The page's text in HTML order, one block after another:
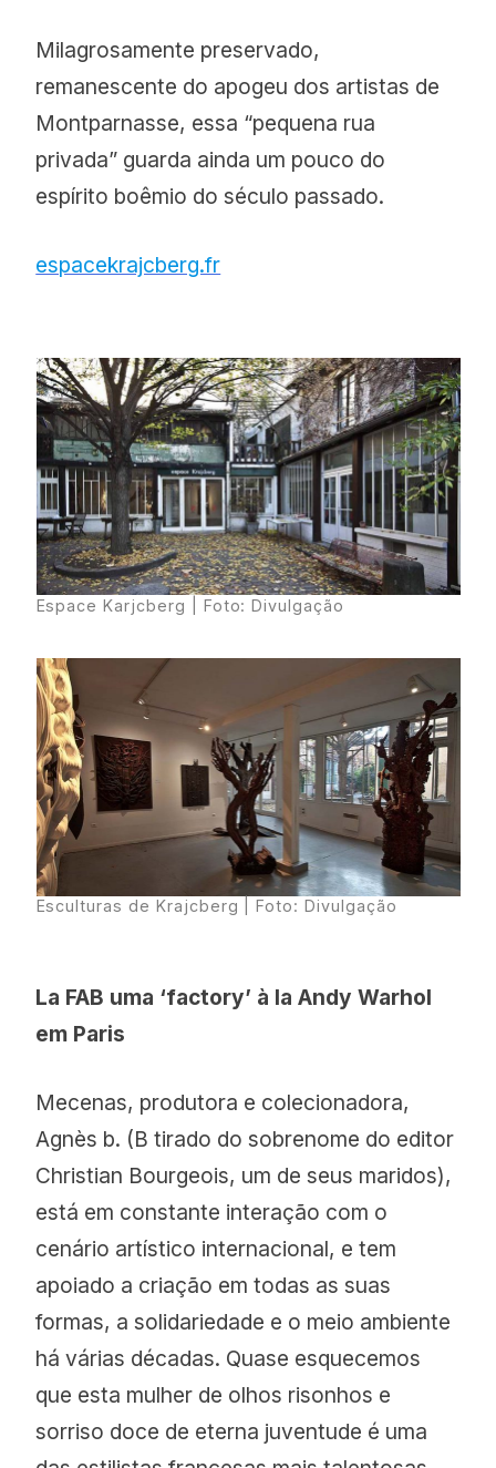
Milagrosamente preservado,
remanescente do apogeu dos artistas de
Montparnasse, essa “pequena rua
privada” guarda ainda um pouco do
espírito boêmio do século passado.
espacekrajcberg.fr
Espace Karjcberg | Foto: Divulgação
Esculturas de Krajcberg | Foto: Divulgação
La FAB uma ‘factory’ à la Andy Warhol
em Paris
Mecenas, produtora e colecionadora,
Agnès b. (B tirado do sobrenome do editor
Christian Bourgeois, um de seus maridos),
está em constante interação com o
cenário artístico internacional, e tem
apoiado a criação em todas as suas
formas, a solidariedade e o meio ambiente
há várias décadas. Quase esquecemos
que esta mulher de olhos risonhos e
sorriso doce de eterna juventude é uma